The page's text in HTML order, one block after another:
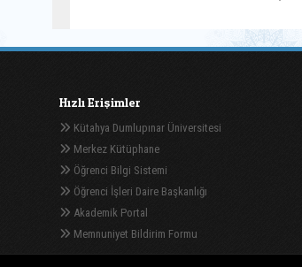
Hızlı Erişimler
Kütahya Dumlupınar Üniversitesi
Merkez Kütüphane
Öğrenci Bilgi Sistemi
Öğrenci İşleri Daire Başkanlığı
Akademik Portal
Memnuniyet Bildirim Formu